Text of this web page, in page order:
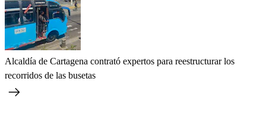
Alcaldía de Cartagena contrató expertos para reestructurar los
recorridos de las busetas